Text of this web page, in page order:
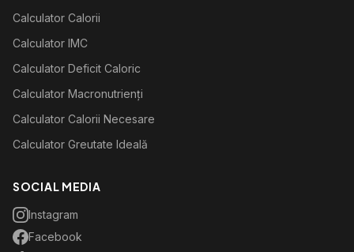
Calculator Calorii
Calculator IMC
Calculator Deficit Caloric
Calculator Macronutrienți
Calculator Calorii Necesare
Calculator Greutate Ideală
SOCIAL MEDIA
Instagram
Facebook